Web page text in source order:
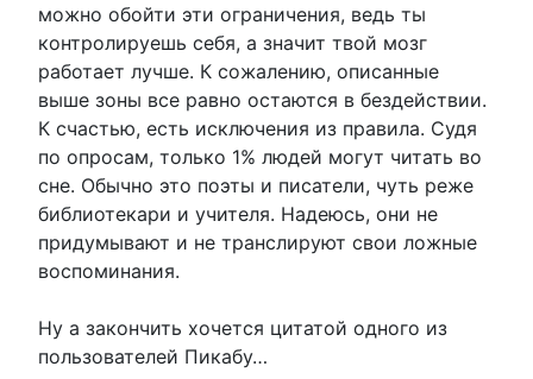
можно обойти эти ограничения, ведь ты
контролируешь себя, а значит твой мозг
работает лучше. К сожалению, описанные
выше зоны все равно остаются в бездействии.
К счастью, есть исключения из правила. Судя
по опросам, только 1% людей могут читать во
сне. Обычно это поэты и писатели, чуть реже
библиотекари и учителя. Надеюсь, они не
придумывают и не транслируют свои ложные
воспоминания.
Ну а закончить хочется цитатой одного из
пользователей Пикабу…